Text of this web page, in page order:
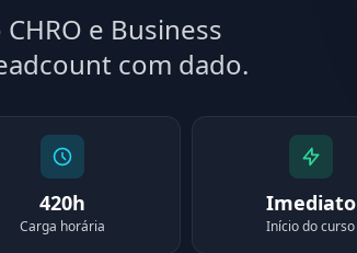
e Business
com dado.
420h
Carga horária
Imediato
Início do curso